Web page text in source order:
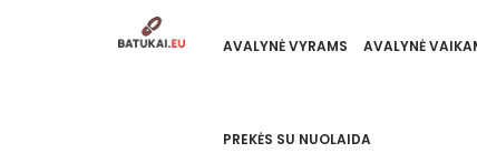
AVALYNĖ VYRAMS AVALYNĖ
PREKĖS SU NUOLAIDA